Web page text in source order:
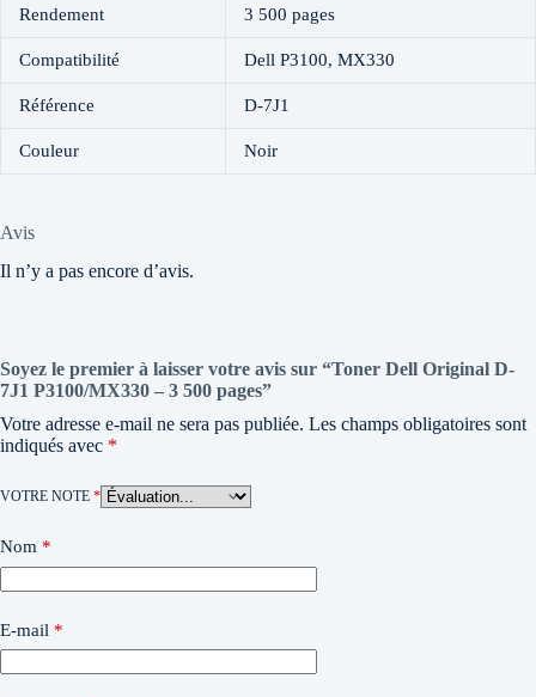
Rendement 3 500 pages
Compatibilité Dell P3100, MX330
Référence D-7J1
Couleur Noir
Avis
Il n’y a pas encore d’avis.
Soyez le premier à laisser votre avis sur “Toner Dell Original D-
7J1 P3100/MX330 – 3 500 pages”
Votre adresse e-mail ne sera pas publiée. Les champs obligatoires sont
indiqués avec *
VOTRE NOTE *
Nom *
E-mail *